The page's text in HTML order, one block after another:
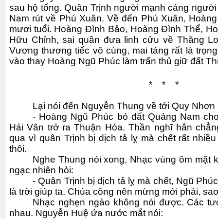
sau hộ tống. Quân Trịnh người mạnh cáng
Nam rút về Phú Xuân. Về đến Phú Xuân,
mươi tuổi. Hoàng Đình Bảo, Hoàng Đình Thể,
Hữu Chỉnh, sai quân đưa linh cửu về Thăng
Vương thương tiếc vô cùng, mai táng rất là
vào thay Hoàng Ngũ Phúc làm trấn thủ giữ đất
*    *    *
Lại nói đến Nguyễn Thung về tới Quy
- Hoàng Ngũ Phúc bỏ đất Quảng Nam
Hải Vân trở ra Thuận Hóa. Thần nghĩ hắn
qua vì quân Trịnh bị dịch tả lỵ mà chết rất
thôi.
Nghe Thung nói xong, Nhạc vùng ôm mặt
ngạc nhiên hỏi:
- Quân Trịnh bị dịch tả lỵ mà chết, Ngũ
là trời giúp ta. Chúa công nên mừng mới phải,
Nhạc nghẹn ngào không nói được. Các
nhau. Nguyễn Huệ ứa nước mắt nói: